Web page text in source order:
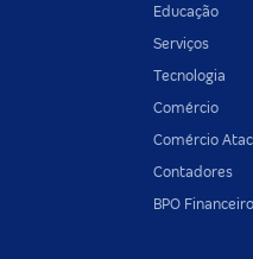
Educação
Serviços
Tecnologia
Comércio
Comércio
Contadores
BPO Financeiro